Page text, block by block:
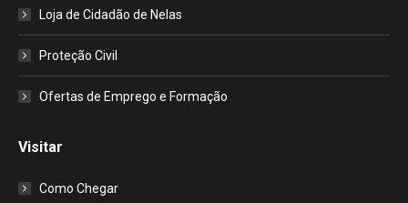
Loja de Cidadão de Nelas
Proteção Civil
Ofertas de Emprego e Formação
Visitar
Como Chegar